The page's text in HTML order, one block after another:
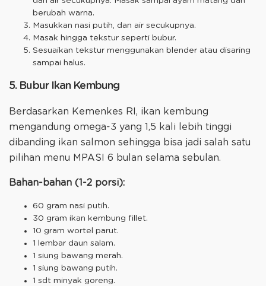
berubah warna.
Masukkan nasi putih, dan air secukupnya.
Masak hingga tekstur seperti bubur.
Sesuaikan tekstur menggunakan blender atau disaring
sampai halus.
5. Bubur Ikan Kembung
Berdasarkan Kemenkes RI, ikan kembung
mengandung omega-3 yang 1,5 kali lebih tinggi
dibanding ikan salmon sehingga bisa jadi salah satu
pilihan menu MPASI 6 bulan selama sebulan.
Bahan-bahan (1-2 porsi):
60 gram nasi putih.
30 gram ikan kembung fillet.
10 gram wortel parut.
1 lembar daun salam.
1 siung bawang merah.
1 siung bawang putih.
1 sdt minyak goreng.